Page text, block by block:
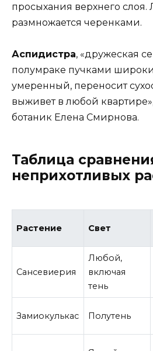
просыхания верхнего слоя.
размножается черенками.
Аспидистра, «дружеская
полумраке пучками
умеренный, переносит
выживет в любой
ботаник Елена Смирнова.
Таблица
неприхотливых
Растение Свет
Сансевиерия
Любой,
включая
тень
Замиокулькас Полутень